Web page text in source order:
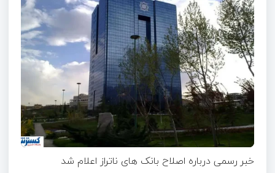
خبر رسمی درباره اصلاح بانک های ناتراز اعلام شد